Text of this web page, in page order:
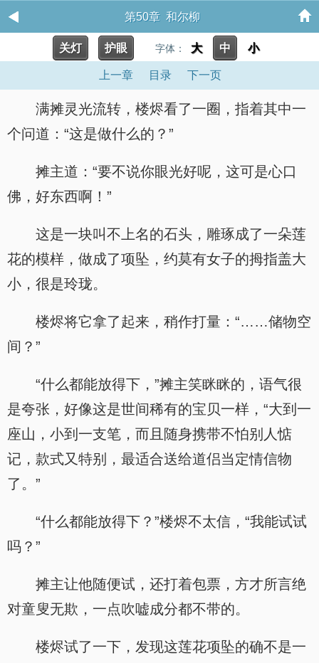
第50章 和尔柳
关灯 护眼 字体： 大 中 小
上一章 目录 下一页
满摊灵光流转，楼烬看了一圈，指着其中一
个问道：“这是做什么的？”
摊主道：“要不说你眼光好呢，这可是心口
佛，好东西啊！”
这是一块叫不上名的石头，雕琢成了一朵莲
花的模样，做成了项坠，约莫有女子的拇指盖大
小，很是玲珑。
楼烬将它拿了起来，稍作打量：“……储物空
间？”
“什么都能放得下，”摊主笑眯眯的，语气很
是夸张，好像这是世间稀有的宝贝一样，“大到一
座山，小到一支笔，而且随身携带不怕别人惦
记，款式又特别，最适合送给道侣当定情信物
了。”
“什么都能放得下？”楼烬不太信，“我能试试
吗？”
摊主让他随便试，还打着包票，方才所言绝
对童叟无欺，一点吹嘘成分都不带的。
楼烬试了一下，发现这莲花项坠的确不是一